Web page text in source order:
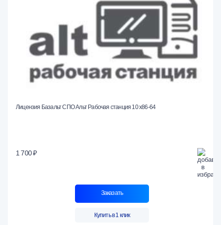
Лицензия Базальт СПО Альт Рабочая станция 10 x86-64
1 700 ₽
Заказать
Купить в 1 клик